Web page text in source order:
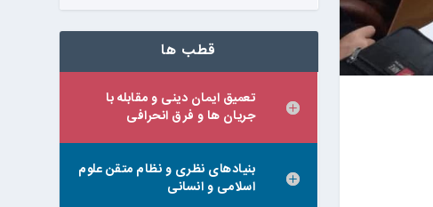
قطب ها
تعمیق ایمان دینی و مقابله با
جریان ها و فرق انحرافی
بنیادهای نظری و نظام متقن علوم
اسلامی و انسانی